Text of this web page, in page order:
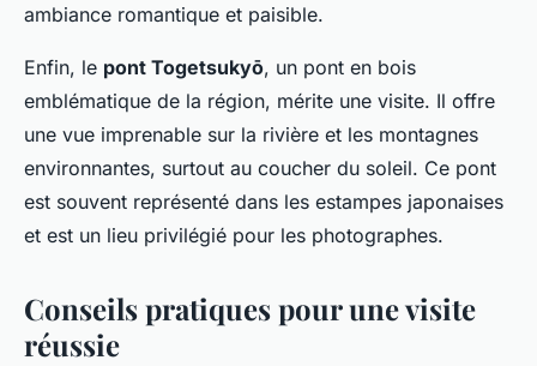
ambiance romantique et paisible.
Enfin, le pont Togetsukyō, un pont en bois
emblématique de la région, mérite une visite. Il offre
une vue imprenable sur la rivière et les montagnes
environnantes, surtout au coucher du soleil. Ce pont
est souvent représenté dans les estampes japonaises
et est un lieu privilégié pour les photographes.
Conseils pratiques pour une visite
réussie